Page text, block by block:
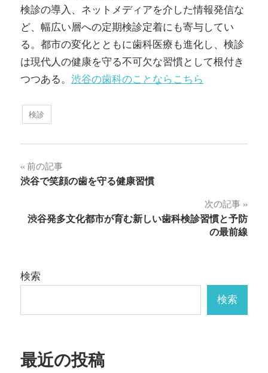
検診の導入、ネットメディアを介した情報発信な
ど、幅広い層への定期検診定着にも寄与してい
る。都市の変化とともに歯科医療も進化し、検診
は現代人の健康を守る不可欠な習慣として根付き
つつある。 渋谷の歯科のことならこちら
検診
投
稿
ナ
ー
シ
ン
前の記事
渋谷で笑顔の歯を守る健康習慣
次の記事
渋谷発多文化都市が育む新しい歯科検診習慣と予防
の最前線
検索
検索
最近の投稿